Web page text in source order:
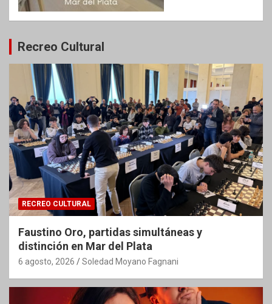
Recreo Cultural
RECREO CULTURAL
Faustino Oro, partidas simultáneas y
distinción en Mar del Plata
6 agosto, 2026 Soledad Moyano Fagnani